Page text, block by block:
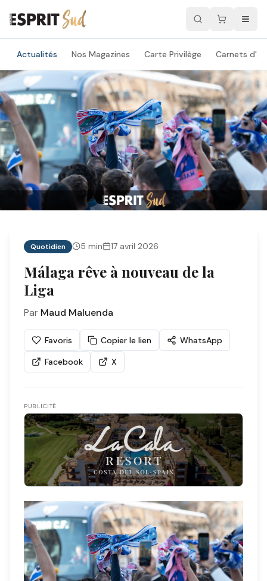
Actualités Nos Magazines Carte Privilège Carnets
Quotidien 5 min 17 avril 2026
Málaga rêve à nouveau de la
Liga
Par Maud Maluenda
Favoris Copier le lien
WhatsApp
Facebook
X
PUBLICITÉ